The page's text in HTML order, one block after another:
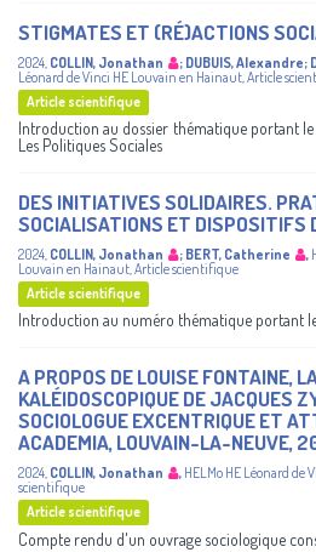
STIGMATES ET (RÉ)ACTIONS
2024, COLLIN, Jonathan ; DUBUIS, Alexandre;
Léonard de Vinci HE Louvain en Hainaut,Article
Article scientifique
Introduction au dossier thématique portant
Les Politiques Sociales
DES INITIATIVES SOLIDAIRES.
SOCIALISATIONS ET DISPOSITIFS
2024, COLLIN, Jonathan ; BERT, Catherine ,
Louvain en Hainaut,Article scientifique
Article scientifique
Introduction au numéro thématique portant
A PROPOS DE LOUISE FONTAINE,
KALÉIDOSCOPIQUE DE JACQUES
SOCIOLOGUE EXCENTRIQUE ET
ACADEMIA, LOUVAIN-LA-NEUVE,
2024, COLLIN, Jonathan , HELMo HE Léonard de
scientifique
Article scientifique
Compte rendu d'un ouvrage sociologique